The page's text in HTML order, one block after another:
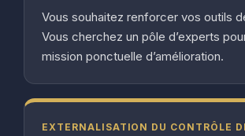
Vous souhaitez renforcer vos outils
Vous cherchez un pôle d’experts
mission ponctuelle d’amélioration.
EXTERNALISATION DU CONTRÔLE